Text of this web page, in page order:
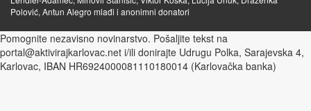
Polović, Antun Alegro mlađi i anonimni donatori
Pomognite nezavisno novinarstvo. Pošaljite tekst na
portal@aktivirajkarlovac.net i/ili donirajte Udrugu Polka, Sarajevska 4,
Karlovac, IBAN HR6924000081110180014 (Karlovačka banka)